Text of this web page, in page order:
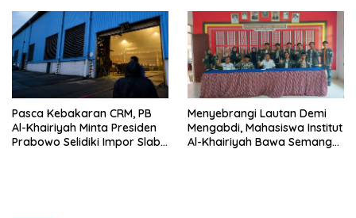
Pasca Kebakaran CRM, PB
Al-Khairiyah Minta Presiden
Prabowo Selidiki Impor Slab
Menyebrangi Lautan Demi
Mengabdi, Mahasiswa Institut
Al-Khairiyah Bawa Semangat